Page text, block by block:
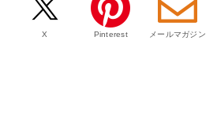
X Pinterest メールマガジン